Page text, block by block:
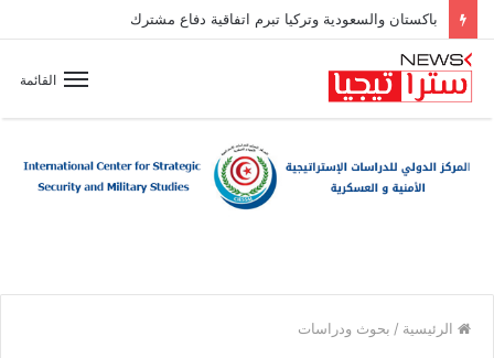
باكستان والسعودية وتركيا تبرم اتفاقية دفاع مشترك
القائمة
الرئيسية / بحوث ودراسات